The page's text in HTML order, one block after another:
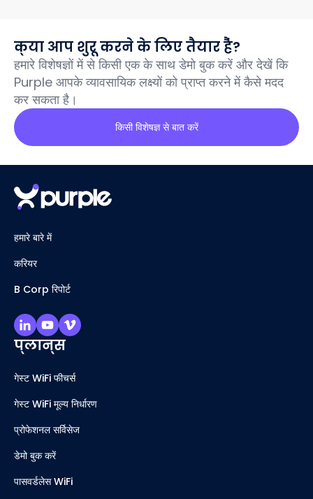
क्या आप शुरू करने के लिए तैयार हैं?
हमारे विशेषज्ञों में से किसी एक के साथ डेमो बुक करें और देखें कि
Purple आपके व्यावसायिक लक्ष्यों को प्राप्त करने में कैसे मदद
कर सकता है।
किसी विशेषज्ञ से बात करें
हमारे बारे में
करियर
B Corp रिपोर्ट
प्लान्स
गेस्ट WiFi फीचर्स
गेस्ट WiFi मूल्य निर्धारण
प्रोफेशनल सर्विसेज
डेमो बुक करें
पासवर्डलेस WiFi